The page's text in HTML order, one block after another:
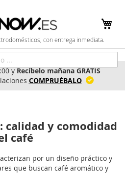
con entrega inmediata.
yRecíbelo mañana GRATIS
COMPRUÉBALO
calidad y comodidad
café
por un diseño práctico y
que buscan café aromático y